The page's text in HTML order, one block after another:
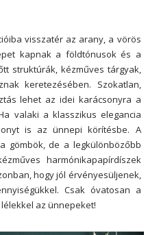
visszatér az arany, a vörös
kapnak a földtónusok és a
struktúrák, kézműves tárgyak,
keretezésében. Szokatlan,
lehet az idei karácsonyra a
valaki a klasszikus elegancia
is az ünnepi körítésbe. A
gömbök, de a legkülönbözőbb
harmónikapapírdíszek
hogy jól érvényesüljenek,
Csak óvatosan a
az ünnepeket!